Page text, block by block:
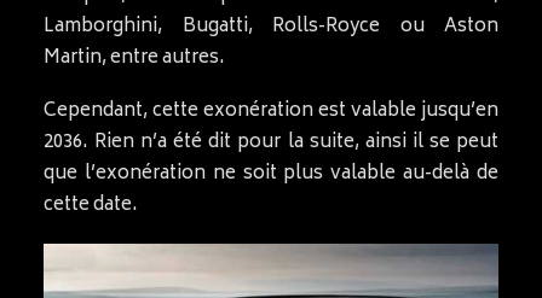
Lamborghini, Bugatti, Rolls-Royce ou Aston
Martin, entre autres.
Cependant, cette exonération est valable jusqu’en
2036. Rien n’a été dit pour la suite, ainsi il se peut
que l’exonération ne soit plus valable au-delà de
cette date.